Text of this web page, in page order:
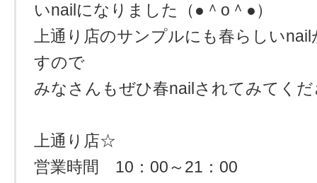
いnailになりました（●＾o＾●）
上通り店のサンプルにも春らしい
すので
みなさんもぜひ春nailされてみてく
上通り店☆
営業時間 10：00～21：00